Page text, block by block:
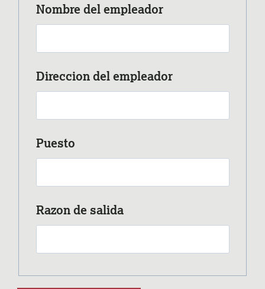
Nombre del empleador
Direccion del empleador
Puesto
Razon de salida